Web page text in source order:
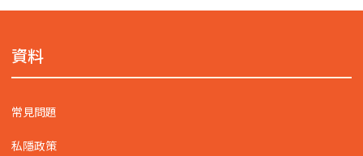
資料
常見問題
私隱政策